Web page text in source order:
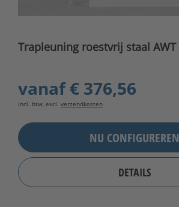
Trapleuning roestvrij staal AWT
vanaf€ 376,56
incl. btw, excl. verzendkosten
NU CONFIGUREREN
DETAILS